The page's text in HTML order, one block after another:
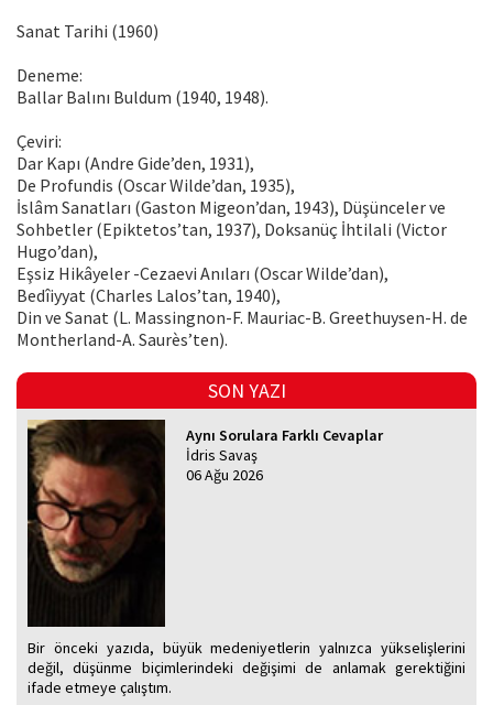
Sanat Tarihi (1960)
Deneme:
Ballar Balını Buldum (1940, 1948).
Çeviri:
Dar Kapı (Andre Gide’den, 1931),
De Profundis (Oscar Wilde’dan, 1935),
İslâm Sanatları (Gaston Migeon’dan, 1943), Düşünceler ve
Sohbetler (Epiktetos’tan, 1937), Doksanüç İhtilali (Victor
Hugo’dan),
Eşsiz Hikâyeler -Cezaevi Anıları (Oscar Wilde’dan),
Bedîiyyat (Charles Lalos’tan, 1940),
Din ve Sanat (L. Massingnon-F. Mauriac-B. Greethuysen-H. de
Montherland-A. Saurès’ten).
SON YAZI
Aynı Sorulara Farklı Cevaplar
İdris Savaş
06 Ağu 2026
Bir önceki yazıda, büyük medeniyetlerin yalnızca yükselişlerini
değil, düşünme biçimlerindeki değişimi de anlamak gerektiğini
ifade etmeye çalıştım.